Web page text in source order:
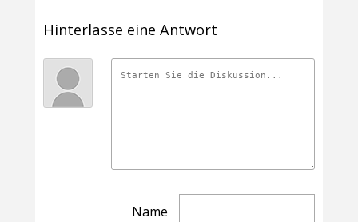
Hinterlasse eine Antwort
Name